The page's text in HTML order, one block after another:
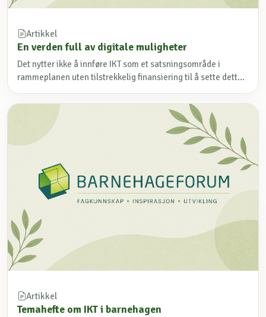
Artikkel
En verden full av digitale muligheter
Det nytter ikke å innføre IKT som et satsningsområde i
rammeplanen uten tilstrekkelig finansiering til å sette dett...
Artikkel
Temahefte om IKT i barnehagen